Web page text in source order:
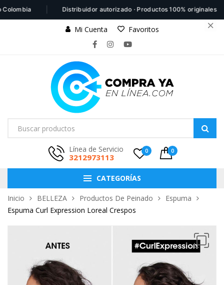
Distribuidor autorizado · Productos 100% originales
Mi Cuenta Favoritos
Línea de Servicio
3212973113
0 0
CATEGORÍAS
Inicio BELLEZA Productos De Peinado
Espuma
Espuma Curl Expression Loreal Crespos